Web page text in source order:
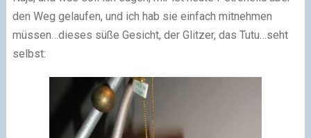
den Weg gelaufen, und ich hab sie einfach mitnehmen
müssen…dieses süße Gesicht, der Glitzer, das Tutu…seht
selbst: